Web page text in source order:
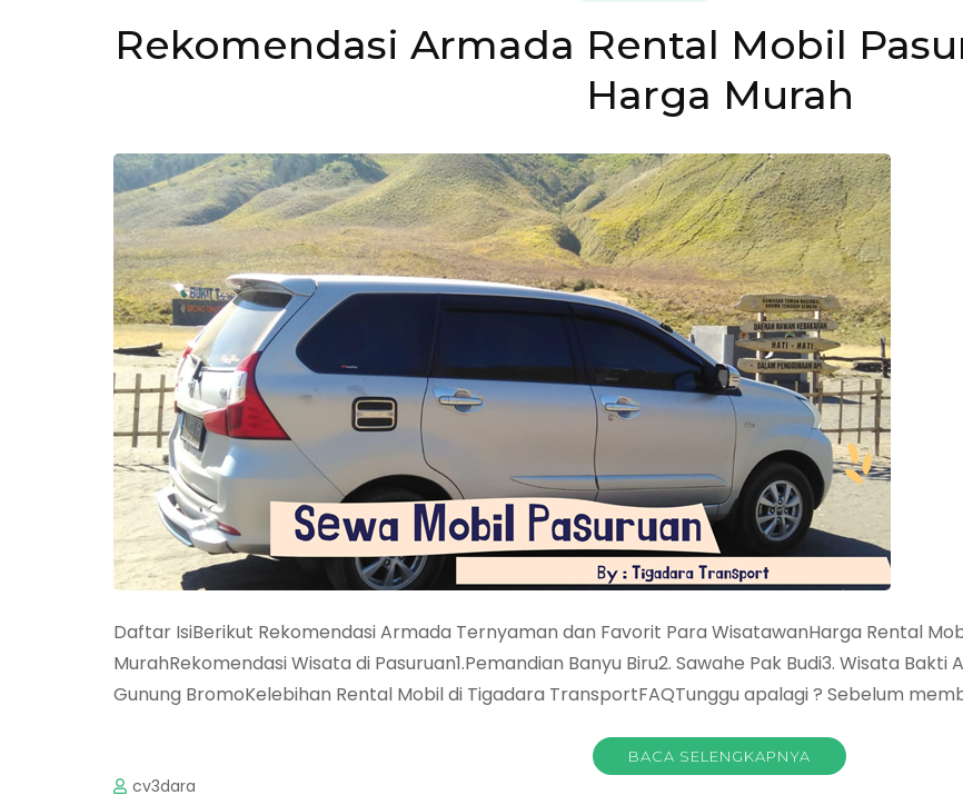
Rekomendasi Armada Rental Mobil
Harga Murah
Daftar IsiBerikut Rekomendasi Armada Ternyaman dan Favorit Para WisatawanHarga Rental
MurahRekomendasi Wisata di Pasuruan1.Pemandian Banyu Biru2. Sawahe Pak Budi3. Wisata
Gunung BromoKelebihan Rental Mobil di Tigadara TransportFAQTunggu apalagi ? Sebelum
BACA SELENGKAPNYA
cv3dara